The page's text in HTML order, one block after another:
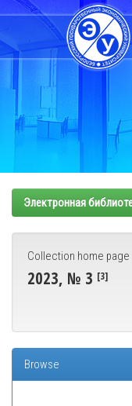
Skip
navigation
Электронная
Collection home page
2023, № 3 [3]
Browse